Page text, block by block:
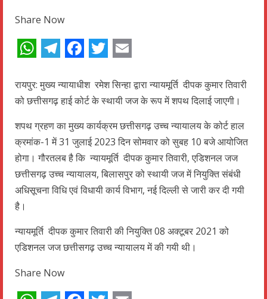
Share Now
रायपुर: मुख्य न्यायाधीश रमेश सिन्हा द्वारा न्यायमूर्ति दीपक कुमार तिवारी
को छत्तीसगढ़ हाई कोर्ट के स्थायी जज के रूप में शपथ दिलाई जाएगी।
शपथ ग्रहण का मुख्य कार्यक्रम छत्तीसगढ़ उच्च न्यायालय के कोर्ट हाल
क्रमांक-1 में 31 जुलाई 2023 दिन सोमवार को सुबह 10 बजे आयोजित
होगा। गौरतलब है कि न्यायमूर्ति दीपक कुमार तिवारी, एडिशनल जज
छत्तीसगढ़ उच्च न्यायालय, बिलासपुर को स्थायी जज में नियुक्ति संबंधी
अधिसूचना विधि एवं विधायी कार्य विभाग, नई दिल्ली से जारी कर दी गयी
है।
न्यायमूर्ति दीपक कुमार तिवारी की नियुक्ति 08 अक्टूबर 2021 को
एडिशनल जज छत्तीसगढ़ उच्च न्यायालय में की गयी थी।
Share Now